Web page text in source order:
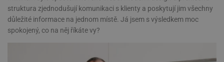
struktura zjednodušují komunikaci s klienty a poskytují jim všechny
důležité informace na jednom místě. Já jsem s výsledkem moc
spokojený, co na něj říkáte vy?